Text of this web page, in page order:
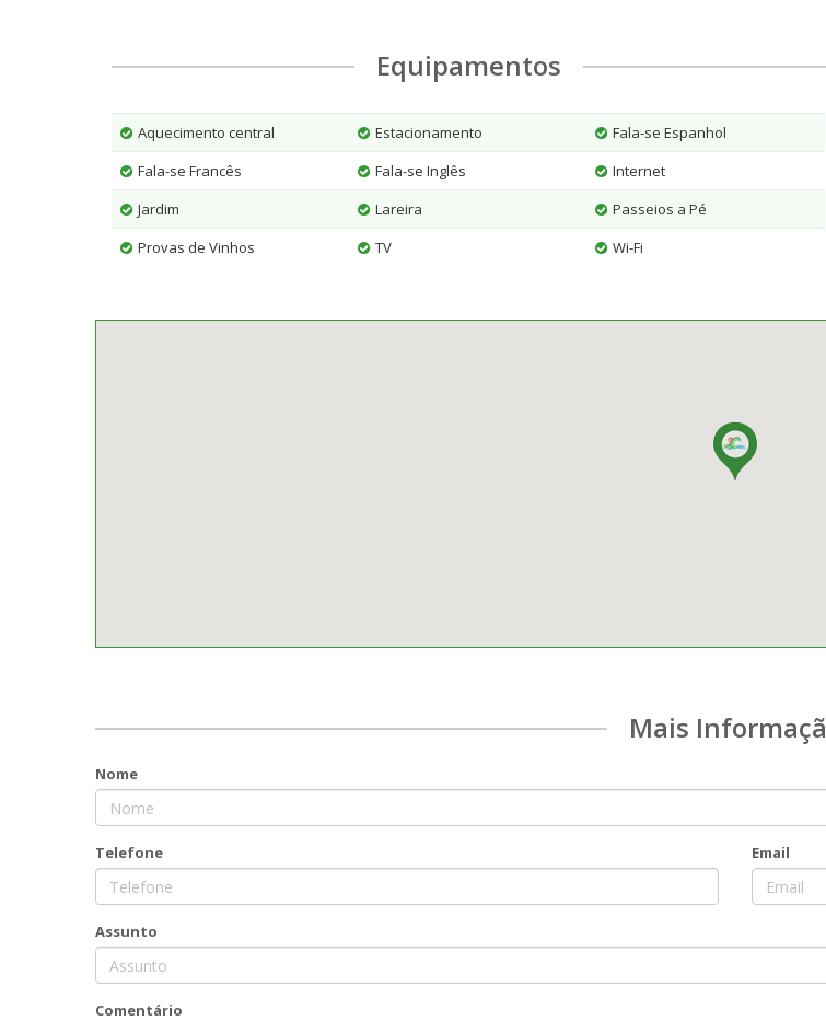
Equipamentos
Aquecimento central Estacionamento
Fala-se Espanhol
Fala-se Francês
Fala-se Inglês
Internet
Jardim
Lareira
Passeios a Pé
Provas de Vinhos
TV Wi-Fi
Mais
Nome
Telefone Email
Assunto
Comentário